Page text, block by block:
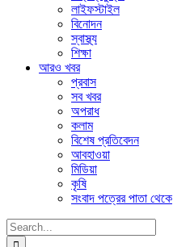
লাইফস্টাইল
বিনোদন
স্বাস্থ্য
শিক্ষা
আরও খবর
প্রবাস
সব খবর
অপরাধ
কলাম
বিশেষ প্রতিবেদন
আবহাওয়া
মিডিয়া
কৃষি
সংবাদ পত্রের পাতা থেকে
Search
for: